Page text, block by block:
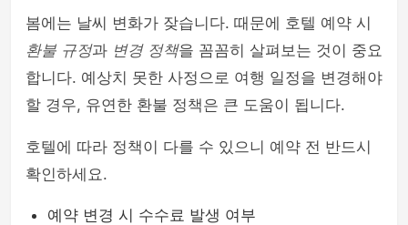
봄에는 날씨 변화가 잦습니다. 때문에 호텔 예약 시
환불 규정과 변경 정책을 꼼꼼히 살펴보는 것이 중요
합니다. 예상치 못한 사정으로 여행 일정을 변경해야
할 경우, 유연한 환불 정책은 큰 도움이 됩니다.
호텔에 따라 정책이 다를 수 있으니 예약 전 반드시
확인하세요.
예약 변경 시 수수료 발생 여부